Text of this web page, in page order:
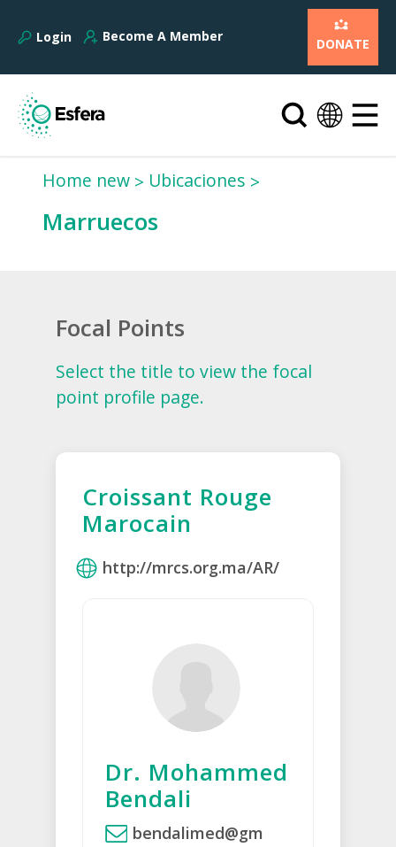
Login Become A Member DONATE
Home new Ubicaciones
Marruecos
Focal Points
Select the title to view the focal
point profile page.
Croissant Rouge
Marocain
http://mrcs.org.ma/AR/
Dr. Mohammed
Bendali
bendalimed@gm